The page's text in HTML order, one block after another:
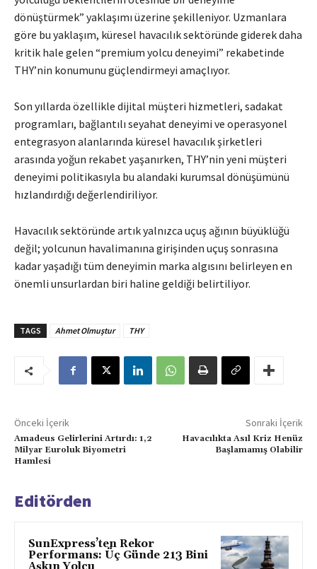
dönüştürmek” yaklaşımı üzerine şekilleniyor. Uzmanlara
göre bu yaklaşım, küresel havacılık sektöründe giderek daha
kritik hale gelen “premium yolcu deneyimi” rekabetinde
THY’nin konumunu güçlendirmeyi amaçlıyor.
Son yıllarda özellikle dijital müşteri hizmetleri, sadakat
programları, bağlantılı seyahat deneyimi ve operasyonel
entegrasyon alanlarında küresel havacılık şirketleri
arasında yoğun rekabet yaşanırken, THY’nin yeni müşteri
deneyimi politikasıyla bu alandaki kurumsal dönüşümünü
hızlandırdığı değerlendiriliyor.
Havacılık sektöründe artık yalnızca uçuş ağının büyüklüğü
değil; yolcunun havalimanına girişinden uçuş sonrasına
kadar yaşadığı tüm deneyimin marka algısını belirleyen en
önemli unsurlardan biri haline geldiği belirtiliyor.
TAGS Ahmet Olmuştur THY
Önceki İçerik
Amadeus Gelirlerini Artırdı: 1,2
Milyar Euroluk Biyometri
Hamlesi
Sonraki İçerik
Havacılıkta Asıl Kriz Henüz
Başlamamış Olabilir
Editörden
SunExpress’ten Rekor
Performans: Üç Günde 213 Bini